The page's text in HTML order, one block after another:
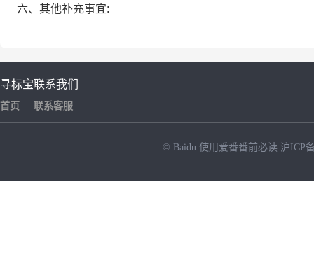
六、其他补充事宜:
寻标宝
首页
联系我们
联系客服
© Baidu 使用爱番番前必读 沪ICP